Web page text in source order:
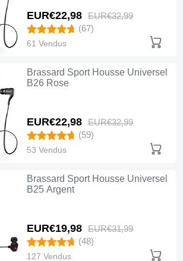
EUR€22,98 EUR€32,99
(67)
61 Vendus
Brassard Sport Housse Universel
B26 Rose
EUR€22,98 EUR€32,99
(59)
53 Vendus
Brassard Sport Housse Universel
B25 Argent
EUR€19,98 EUR€31,99
(48)
127 Vendus